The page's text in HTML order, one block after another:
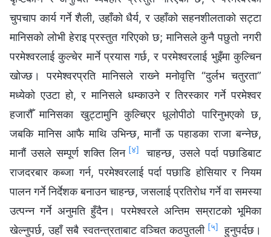
चुपचाप कार्य गर्ने शैली, उहाँको धैर्य, र उहाँको सहनशीलताको सट्टा
मानिसको लोभी हेराइ प्रस्तुत गरिएको छ; मानिसले कुनै पछुतो नगरी
परमेश्‍वरलाई कुल्चेर मार्ने प्रयास गर्छ, र परमेश्‍वरलाई भुइँमा कुल्चिन
खोज्छ। परमेश्‍वरप्रति मानिसले राख्‍ने मनोवृत्ति “दुर्लभ चतुरता”
मध्येको एउटा हो, र मानिसले धम्काउने र तिरस्कार गर्ने परमेश्‍वर
हजारौँ मानिसका खुट्टामुनि कुल्चिएर धूलोपीठो पारिनुभएको छ,
जबकि मानिस आफै माथि उभिन्छ, मानौं ऊ पहाडका राजा बन्नेछ,
मानौं उसले सम्पूर्ण शक्ति लिन [४]
चाहन्छ, उसले पर्दा पछाडिबाट
राजदरबार कब्जा गर्न, परमेश्‍वरलाई पर्दा पछाडि होसियार र नियम
पालन गर्ने निर्देशक बनाउन चाहन्छ, जसलाई प्रतिरोध गर्ने वा समस्या
उत्पन्न गर्ने अनुमति हुँदैन। परमेश्‍वरले अन्तिम सम्राटको भूमिका
खेल्नुपर्छ, उहाँ सबै स्वतन्त्रताबाट वञ्‍चित कठपुतली [५] हुनुपर्दछ।